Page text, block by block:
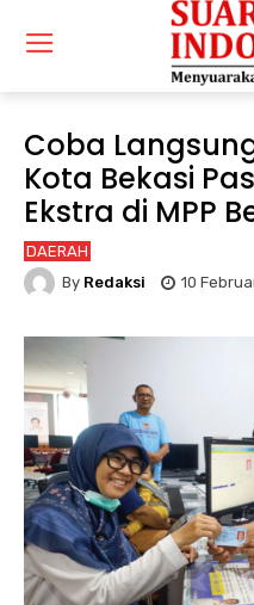
Coba
Kota Bekasi
Ekstra di MPP
DAERAH
By Redaksi 10